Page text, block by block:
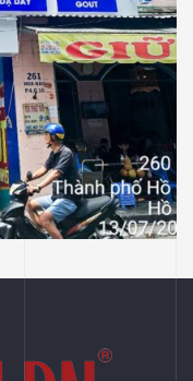
Nhà Thuốc